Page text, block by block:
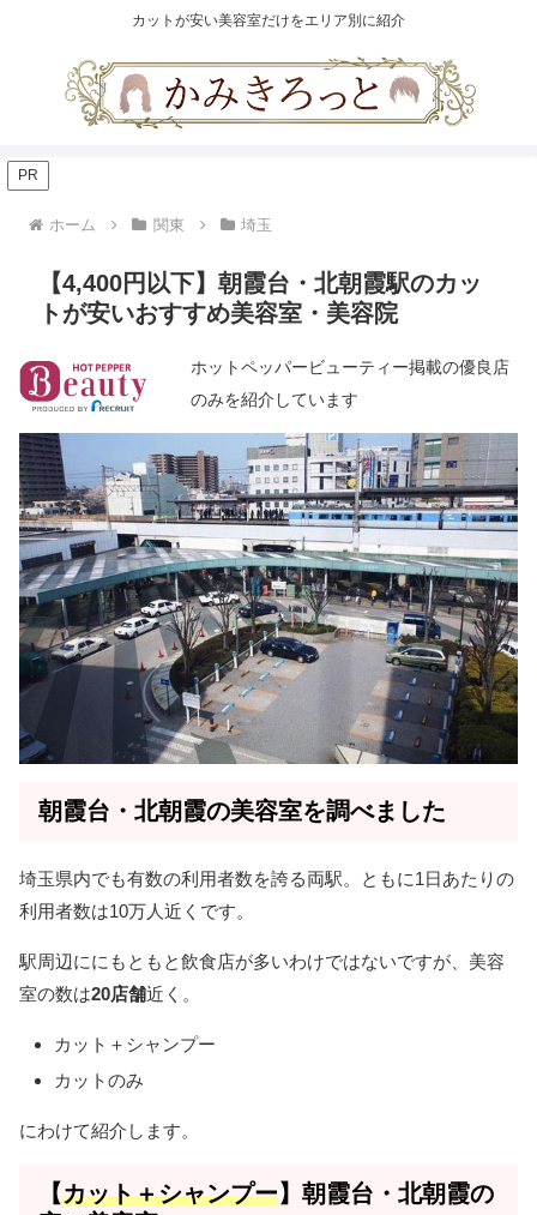
カットが安い美容室だけをエリア別に紹介
PR
ホーム 関東 埼玉
【4,400円以下】朝霞台・北朝霞駅のカッ
トが安いおすすめ美容室・美容院
ホットペッパービューティー掲載の優良店
のみを紹介しています
朝霞台・北朝霞の美容室を調べました
埼玉県内でも有数の利用者数を誇る両駅。ともに1日あたりの
利用者数は10万人近くです。
駅周辺ににもともと飲食店が多いわけではないですが、美容
室の数は20店舗近く。
カット＋シャンプー
カットのみ
にわけて紹介します。
【カット＋シャンプー】朝霞台・北朝霞の